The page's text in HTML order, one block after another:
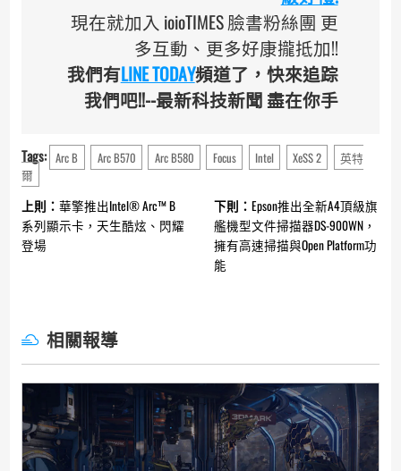
現在就加入 ioioTIMES 臉書粉絲團 更
多互動、更多好康攏抵加!!
我們有LINE TODAY頻道了，快來追踪
我們吧!!--最新科技新聞 盡在你手
Tags: Arc B Arc B570 Arc B580 Focus Intel XeSS 2
英特
爾
Continue
Reading
上則： 華擎推出Intel® Arc™ B
系列顯示卡，天生酷炫、閃耀
登場
下則： Epson推出全新A4頂級旗
艦機型文件掃描器DS-900WN，
擁有高速掃描與Open Platform功
能
相關報導